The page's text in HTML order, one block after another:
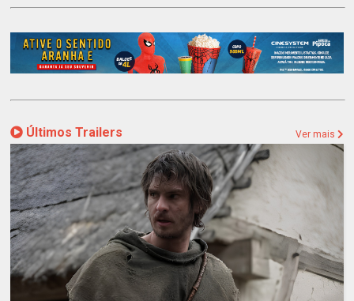
Últimos Trailers Ver mais